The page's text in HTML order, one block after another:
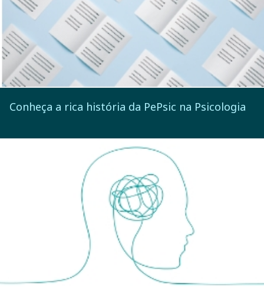
Conheça a rica história da PePsic na Psicologia